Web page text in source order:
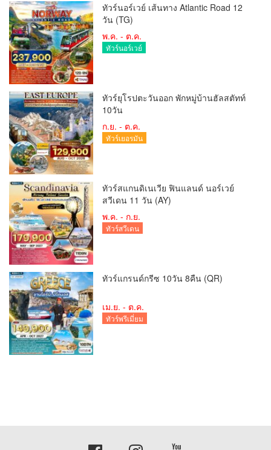
ทัวร์นอร์เวย์ เส้นทาง Atlantic Road 12
วัน (TG)
พ.ค. - ต.ค.
ทัวร์นอร์เวย์
ทัวร์ยุโรปตะวันออก พักหมู่บ้านฮัลสตัทท์
10วัน
ก.ย. - ต.ค.
ทัวร์เยอรมัน
ทัวร์สแกนดิเนเวีย ฟินแลนด์ นอร์เวย์
สวีเดน 11 วัน (AY)
พ.ค. - ก.ย.
ทัวร์สวีเดน
ทัวร์แกรนด์กรีซ 10วัน 8คืน (QR)
เม.ย. - ต.ค.
ทัวร์พรีเมี่ยม